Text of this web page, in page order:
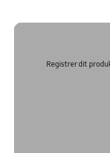
Registrer dit